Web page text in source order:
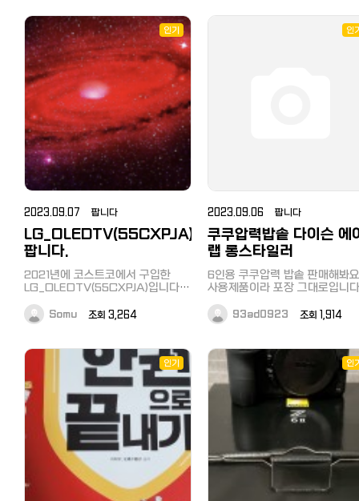
딱 맞는 구성,크기인데요. 사진은 요
청하시는 분에게 따로 공유드릴게
요. 구성목록으로는 수납형 침대+매
트리스(구매한지 1년밖에 안된), 냉
장고 세탁기 전자렌지 토스트기 스
탠딩 거울 사무용 의자와 등받이 없
는 접이식 의자 목재 테이블과 알루
미늄테이블 다용도상 2개(접이식과
비접이식) (가로)철제선반, (세로)책
장선반 책상전등 비즈쿠션 PVC 수
납장 전반적으로 상태 모두 좋습니
다. 특히 침대는 최근 구매한지 1년
이 조금 지난 거의 새상품입니다. 나
눔 날짜는 9월 25일입니다. 노쇼방
오시면 돌려드립니다) 나눔 물건과
분 계시면 아래 오픈카톡방에서, 나
눔물건 사진 공유드리겠습니다! 감
사합니다!
https://open.kakao.com/o/sjju4TGf
가능하며, 따로 연락주시면 감사
겠습니다. -충전기 포함 가격이
거래는 도쿄만 가능, 노트북 케
인기
2023.09.07 팝니다
LG_OLEDTV(55CXPJA)
팝니다.
2021년에 코스트코에서 구입한
LG_OLEDTV(55CXPJA)입니다.
습니다. 메이커 보증은 1년이지만 코
스트코 +4년 보증을 가입한 상태이
띄는 기스도 없이 깨끗하게 사용하
사진에서 보이는 TV스탠드와
500GB녹화용 하드디스크도 같이
드립니다. 당시 17만엔에 구입하였
었습니다. 가지러 오시는 분 한정으
로 9만엔에 판매하려고 합니다. 위
치는 도쿄 카츠시카구 요츠기 입니
다. 거래 희망은 페이스북 메신저나
댓글 달아주세요. 잘 부탁드립니다.
https://www.lg.com/jp/tvs-
soundbars/lcd-
Somu 조회 3,264
인
2023.09.06 팝니다
쿠쿠압력밥솥 다이슨 에
랩 롱스타일러
6인용 쿠쿠압력 밥솥 판매해봐
사용제품이라 포장 그대로입니
스타일러 구매는 1년넘어서 무상
리는 안되요 구매후 별로 사용은
니다 긴머리용 스타일러입니다 가격
은 35만원 카카오톡boopo11연
세요 전부 110v입니다 연락주세
93ad0923 조회 1,914
인기 인